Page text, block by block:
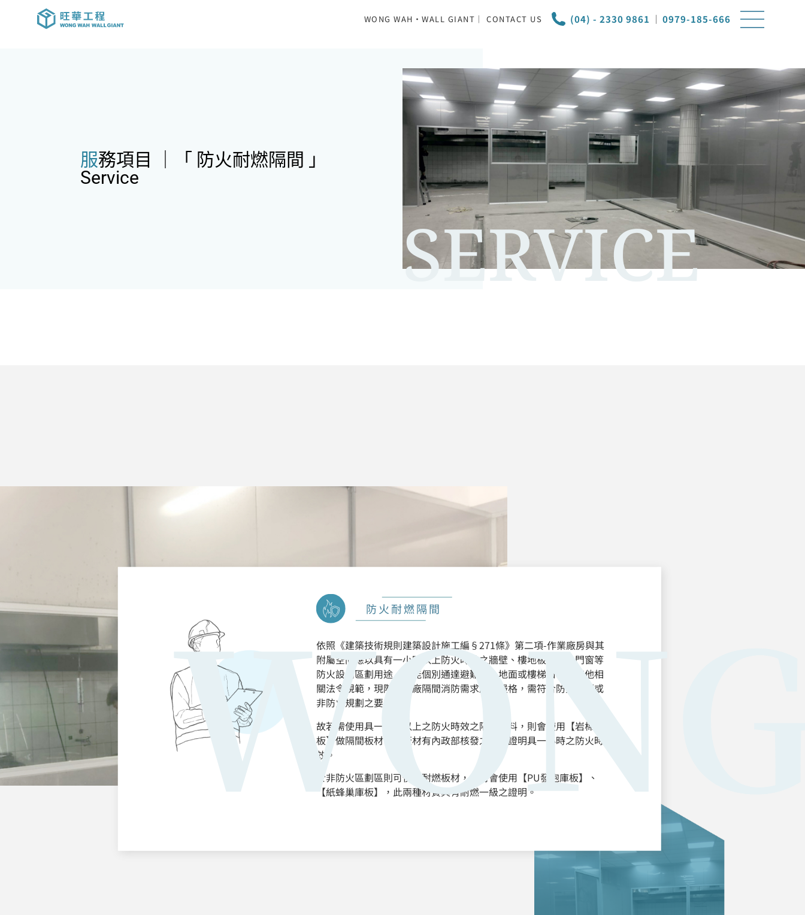
WONG WAH·WALL GIANT｜ CONTACT US (04) - 2330 9861 ｜0979-185-666
服務項目 ｜「 防火耐燃隔間 」
Service
SERVICE
防火耐燃隔間
依照《建築技術規則建築設計施工編§271條》第二項-作業廠房與其
附屬空間應以具有一小時以上防火時效之牆壁、樓地板、防火門窗等
防火設備區劃用途，並能個別通達避難層、地面或樓梯口。及其他相
關法令規範，現階段工廠隔間消防需求越趨嚴格，需符合防火規劃或
非防火規劃之要求。
故若需使用具一小時以上之防火時效之隔間材料，則會使用【岩棉庫
板】做隔間板材，此板材有內政部核發之合格證明具一小時之防火時
效。
於非防火區劃區則可使用耐燃板材，此時會使用【PU發泡庫板】、
【紙蜂巢庫板】，此兩種材質具有耐燃一級之證明。